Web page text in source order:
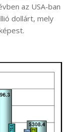
az USA-ban
dollárt, mely